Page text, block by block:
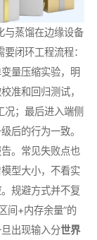
与蒸馏在边缘设备
闭环工程流程：
量压缩实验，明
准和回归测试，
；最后进入端侧
后的行为一致。
。常见失败点也
型大小，不看实
规避方式并不复
间+内存余量”的
出现输入分世界